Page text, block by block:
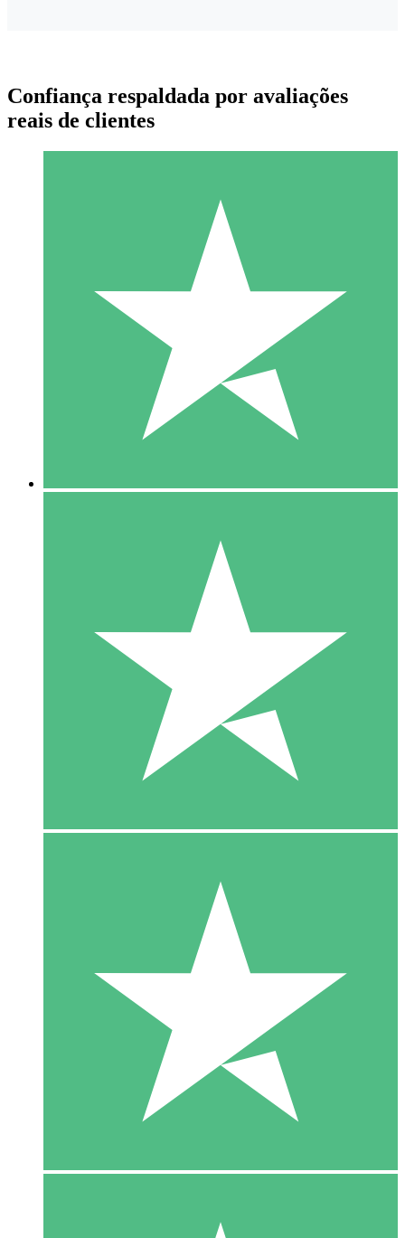
Pacotes de Créditos Individuais
Pague conforme o uso com créditos de download. Sem
1000
10 Downloads
20 00
Confiança respaldada por avaliações
reais de clientes